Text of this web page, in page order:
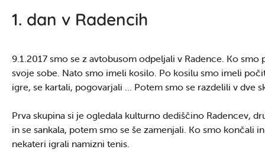
1. dan v Radencih
9.1.2017 smo se z avtobusom odpeljali v Radence. Ko
svoje sobe. Nato smo imeli kosilo. Po kosilu smo imeli
igre, se kartali, pogovarjali … Potem smo se razdelili v dve
Prva skupina si je ogledala kulturno dediščino Radencev,
in se sankala, potem smo se še zamenjali. Ko smo končali
nekateri igrali namizni tenis.